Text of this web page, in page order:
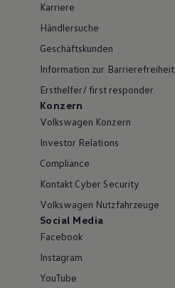
Karriere
Händlersuche
Geschäftskunden
Information zur Barrierefreiheit
Ersthelfer/ first responder
Konzern
Volkswagen Konzern
Investor Relations
Compliance
Kontakt Cyber Security
Volkswagen Nutzfahrzeuge
Social Media
Facebook
Instagram
YouTube